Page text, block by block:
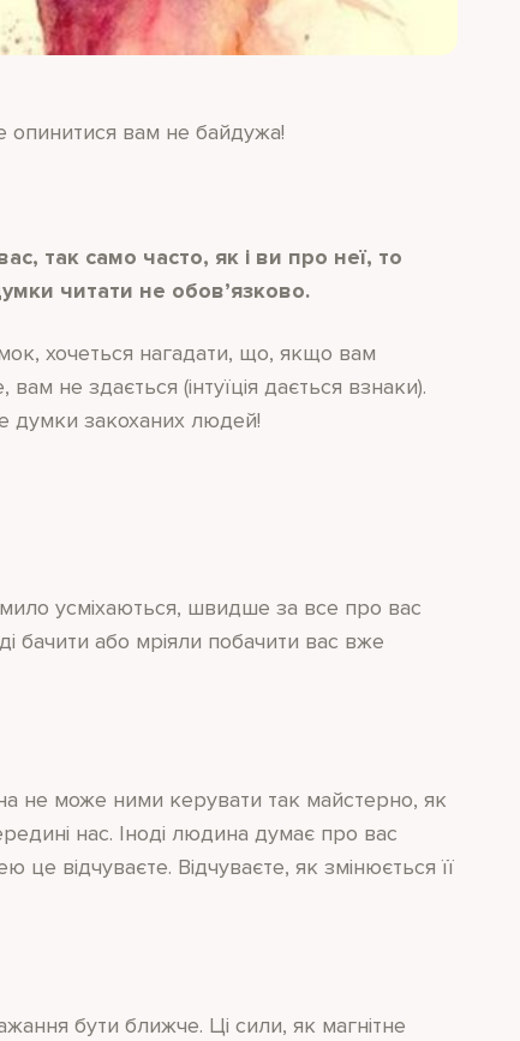
опинитися вам не байдужа!
так само часто, як і ви про неї, то
читати не обов’язково.
хочеться нагадати, що, якщо вам
не здається (інтуїція дається взнаки).
думки закоханих людей!
усміхаються, швидше за все про вас
бачити або мріяли побачити вас вже
не може ними керувати так майстерно, як
нас. Іноді людина думає про вас
відчуваєте. Відчуваєте, як змінюється її
бути ближче. Ці сили, як магнітне